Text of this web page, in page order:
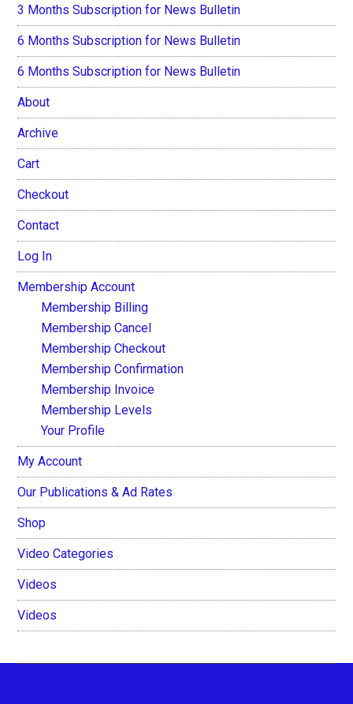
3 Months Subscription for News Bulletin
6 Months Subscription for News Bulletin
6 Months Subscription for News Bulletin
About
Archive
Cart
Checkout
Contact
Log In
Membership Account
Membership Billing
Membership Cancel
Membership Checkout
Membership Confirmation
Membership Invoice
Membership Levels
Your Profile
My Account
Our Publications & Ad Rates
Shop
Video Categories
Videos
Videos